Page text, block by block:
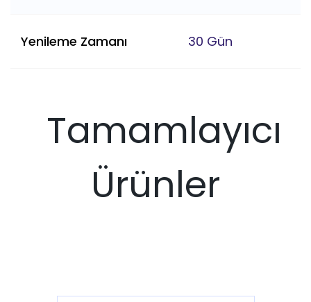
Yenileme Zamanı 30 Gün
Tamamlayıcı
Ürünler